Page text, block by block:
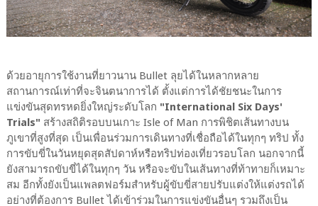
ด้วยอายุการใช้งานที่ยาวนาน Bullet ลุยได้ในหลากหลาย
สถานการณ์เท่าที่จะจินตนาการได้ ตั้งแต่การได้ชัยชนะในการ
แข่งขันสุดทรหดยิ่งใหญ่ระดับโลก "International Six Days'
Trials" สร้างสถิติรอบบนเกาะ Isle of Man การพิชิตเส้นทางบน
ภูเขาที่สูงที่สุด เป็นเพื่อนร่วมการเดินทางที่เชื่อถือได้ในทุกๆ ทริป ทั้ง
การขับขี่ในวันหยุดสุดสัปดาห์หรือทริปท่องเที่ยวรอบโลก นอกจากนี้
ยังสามารถขับขี่ได้ในทุกๆ วัน หรือจะขับในเส้นทางที่ท้าทายก็เหมาะ
สม อีกทั้งยังเป็นแพลตฟอร์มสำหรับผู้ขับขี่สายปรับแต่งให้แต่งรถได้
อย่างที่ต้องการ Bullet ได้เข้าร่วมในการแข่งขันอื่นๆ รวมถึงเป็น